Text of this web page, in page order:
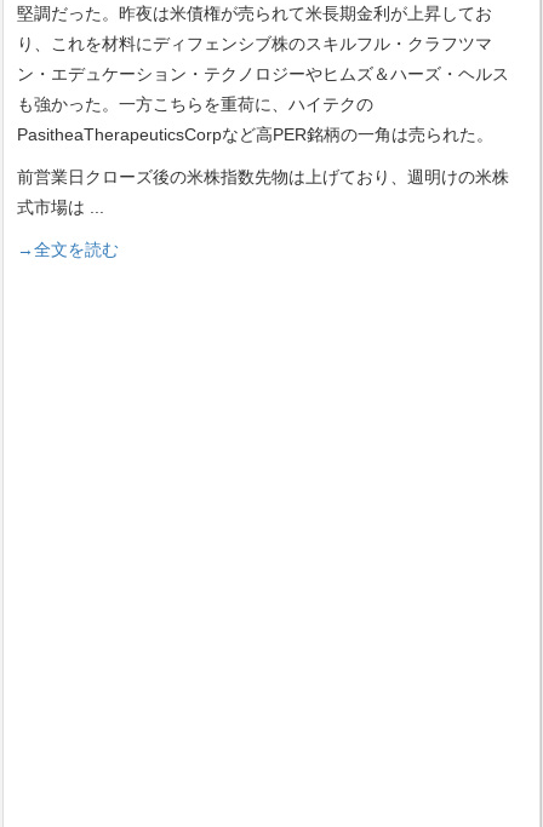
堅調だった。昨夜は米債権が売られて米長期金利が上昇してお
り、これを材料にディフェンシブ株のスキルフル・クラフツマ
ン・エデュケーション・テクノロジーやヒムズ＆ハーズ・ヘルス
も強かった。一方こちらを重荷に、ハイテクの
PasitheaTherapeuticsCorpなど高PER銘柄の一角は売られた。
前営業日クローズ後の米株指数先物は上げており、週明けの米株
式市場は ...
→全文を読む